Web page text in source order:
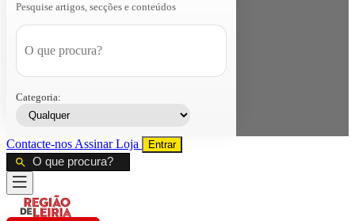
Pesquise artigos, secções e conteúdos
Categoria:
Contacte-nos AssinarLoja Entrar